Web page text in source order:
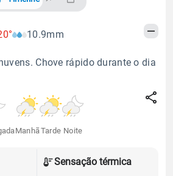
10.9mm
Chove rápido durante o dia
Manhã Tarde Noite
Sensação térmica